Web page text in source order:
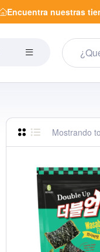
Encuentra nuestras
Mostrando